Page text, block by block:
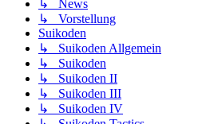
↳ News
↳ Vorstellung
Suikoden
↳ Suikoden Allgemein
↳ Suikoden
↳ Suikoden II
↳ Suikoden III
↳ Suikoden IV